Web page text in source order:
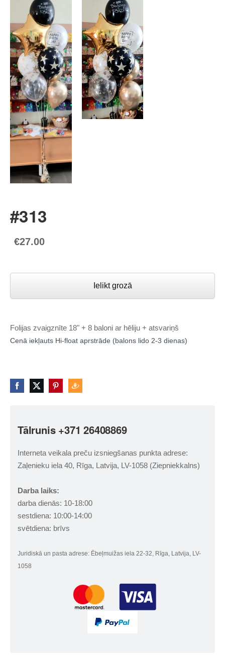
Tālrunis +371 26408869
Interneta veikala preču izsniegšanas punkta adrese:
Zaļenieku iela 40, Rīga, Latvija, LV-1058 (Ziepniekkalns)
Darba laiks:
darba dienās: 10-18:00
sestdiena: 10:00-14:00
svētdiena: brīvs
Juridiskā un pasta adrese: Ēbeļmuižas iela 22-32, Rīga, Latvija, LV-
1058
#313
€27.00
Ielikt grozā
Folijas zvaigznīte 18" + 8 baloni ar hēliju + atsvariņš
Cenā iekļauts Hi-float aprstrāde (balons lido 2-3 dienas)